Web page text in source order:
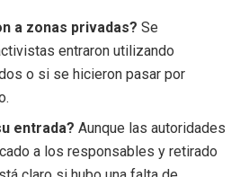
a zonas privadas? Se
entraron utilizando
o si se hicieron pasar por
entrada? Aunque las autoridades
a los responsables y retirado